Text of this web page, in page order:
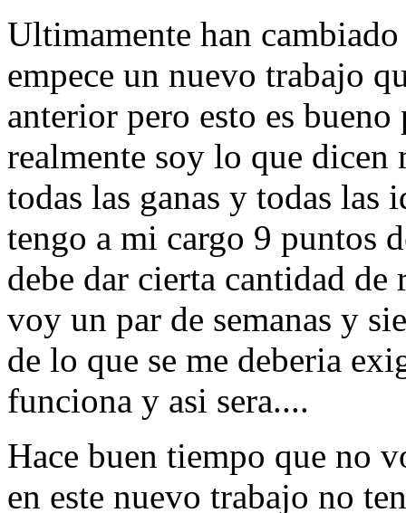
Ultimamente han
empece un nuevo trabajo
anterior pero esto es
realmente soy lo que dicen
todas las ganas y todas las
tengo a mi cargo 9 puntos
debe dar cierta cantidad de
voy un par de semanas y
de lo que se me deberia
funciona y asi sera....
Hace buen tiempo que no
en este nuevo trabajo no